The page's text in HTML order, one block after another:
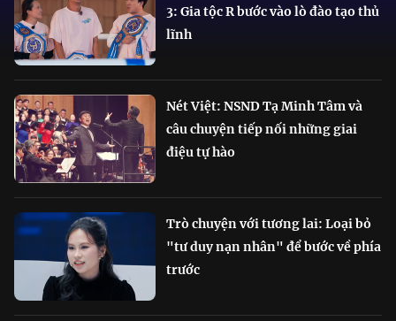
3: Gia tộc R bước vào lò đào tạo thủ
lĩnh
Nét Việt: NSND Tạ Minh Tâm và
câu chuyện tiếp nối những giai
điệu tự hào
Trò chuyện với tương lai: Loại bỏ
"tư duy nạn nhân" để bước về phía
trước